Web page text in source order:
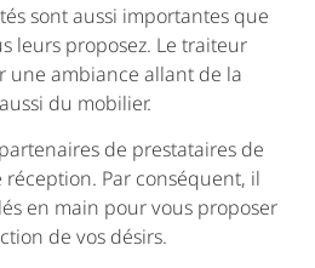
sont aussi importantes que
leurs proposez. Le traiteur
une ambiance allant de la
du mobilier.
de prestataires de
Par conséquent, il
en main pour vous proposer
de vos désirs.